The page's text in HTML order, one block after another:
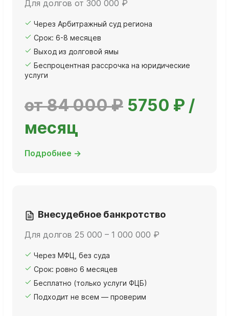
Для долгов от 300 000 ₽
Через Арбитражный суд региона
Срок: 6-8 месяцев
Выход из долговой ямы
Беспроцентная рассрочка на юридические
услуги
от 84 000 ₽ 5750 ₽ /
месяц
Подробнее →
Внесудебное банкротство
Для долгов 25 000 – 1 000 000 ₽
Через МФЦ, без суда
Срок: ровно 6 месяцев
Бесплатно (только услуги ФЦБ)
Подходит не всем — проверим